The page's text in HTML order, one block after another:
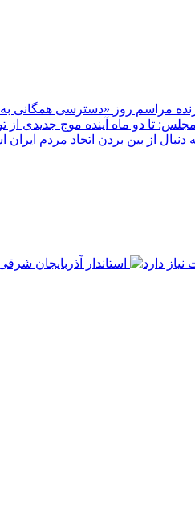
مراسم روز
استاندار آذربایجان